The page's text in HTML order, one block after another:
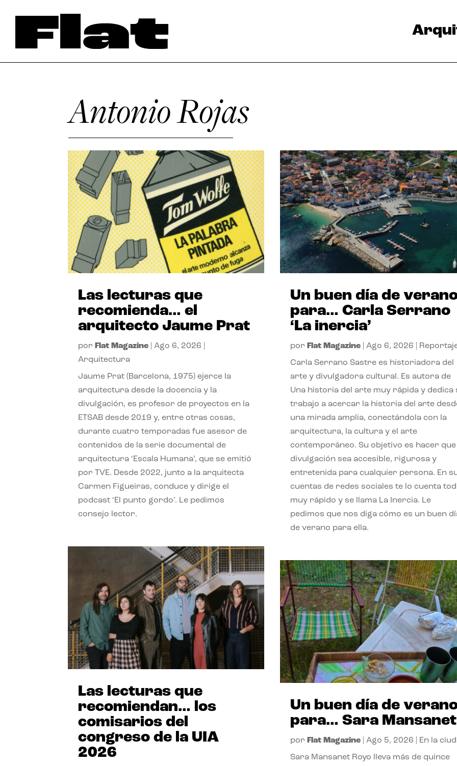
Antonio Rojas
Las lecturas que
recomienda… el
arquitecto Jaume Prat
por Flat Magazine |Ago 6, 2026
Arquitectura
Jaume Prat (Barcelona, 1975) ejerce la
arquitectura desde la docencia y la
divulgación, es profesor de proyectos en la
ETSAB desde 2019 y, entre otras cosas,
durante cuatro temporadas fue asesor de
contenidos de la serie documental de
arquitectura ‘Escala Humana’, que se emitió
por TVE. Desde 2022, junto a la arquitecta
Carmen Figueiras, conduce y dirige el
podcast ‘El punto gordo’. Le pedimos
consejo lector.
Las lecturas que
recomiendan… los
comisarios del
congreso de la UIA
2026
Un buen día de
para… Carla Serrano
‘La inercia’
por Flat Magazine| Ago 6, 2026
Carla Serrano Sastre es historiadora del
arte y divulgadora cultural. Es autora de
Una historia del arte muy rápida y dedica
trabajo a acercar la historia del arte
una mirada amplia, conectándola con la
arquitectura, la cultura y el arte
contemporáneo. Su objetivo es hacer que
divulgación sea accesible, rigurosa y
entretenida para cualquier persona. En
cuentas de redes sociales te lo cuenta
muy rápido y se llama La Inercia. Le
pedimos que nos diga cómo es un buen
de verano para ella.
Un buen día de
para… Sara Mansanet
por Flat Magazine| Ago 5, 2026 En la
Sara Mansanet Royo lleva más de quince